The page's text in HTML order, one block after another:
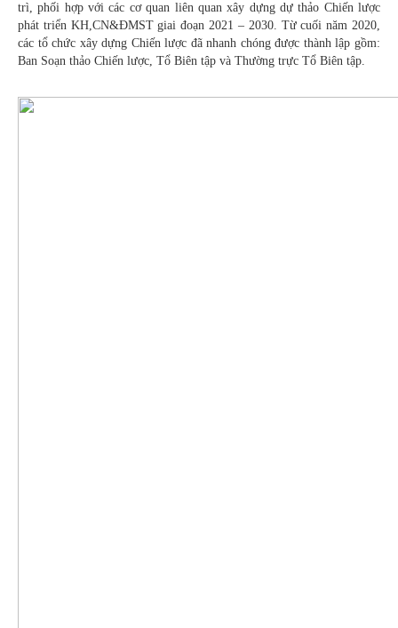
trì, phối hợp với các cơ quan liên quan xây dựng dự thảo Chiến lược
phát triển KH,CN&ĐMST giai đoạn 2021 – 2030. Từ cuối năm 2020,
các tổ chức xây dựng Chiến lược đã nhanh chóng được thành lập gồm:
Ban Soạn thảo Chiến lược, Tổ Biên tập và Thường trực Tổ Biên tập.